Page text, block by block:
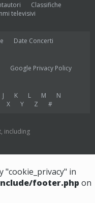
Classifiche
televisivi
Date Concerti
Google Privacy Policy
J K L M
N
X Y Z #
including
"cookie_privacy" in
footer.php on